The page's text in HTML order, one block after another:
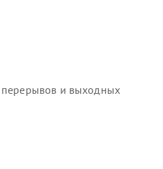
и выходных